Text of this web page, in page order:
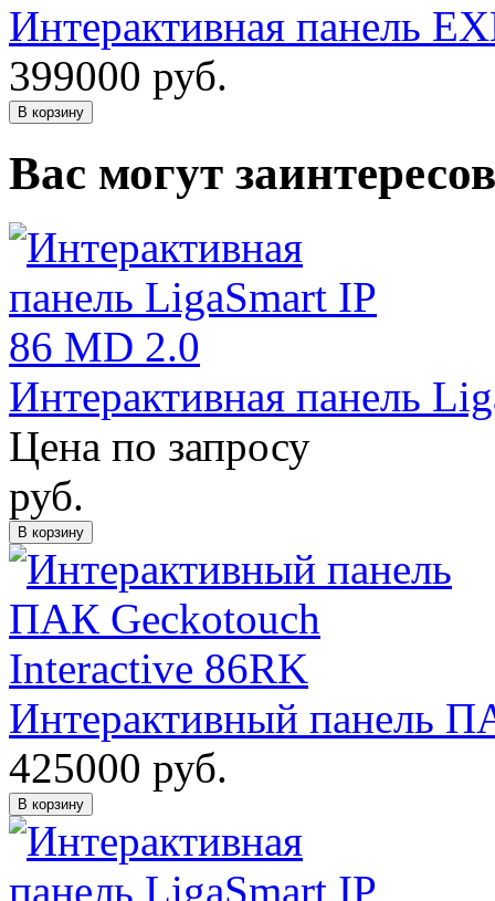
Интерактивная панель
399000 руб.
В корзину
Вас могут
Интерактивная панель
Цена по запросу
руб.
В корзину
Интерактивный панель
425000 руб.
В корзину